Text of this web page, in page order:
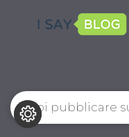
Vuoi pubblicare